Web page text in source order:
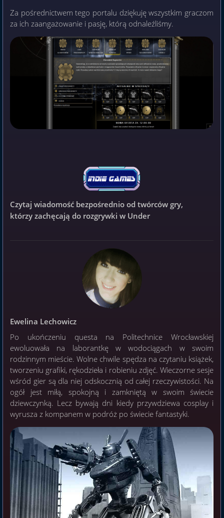
Za pośrednictwem tego portalu dziękuję wszystkim graczom
za ich zaangażowanie i pasję, którą odnaleźliśmy.
Czytaj wiadomość bezpośrednio od twórców gry,
którzy zachęcają do rozgrywki w Under
Ewelina Lechowicz
Po ukończeniu questa na Politechnice Wrocławskiej
ewoluowała na laborantkę w wodociągach w swoim
rodzinnym mieście. Wolne chwile spędza na czytaniu książek,
tworzeniu grafiki, rękodzieła i robieniu zdjęć. Wieczorne sesje
wśród gier są dla niej odskocznią od całej rzeczywistości. Na
ogół jest miłą, spokojną i zamkniętą w swoim świecie
dziewczynką. Lecz bywają dni kiedy przywdziewa cosplay i
wyrusza z kompanem w podróż po świecie fantastyki.